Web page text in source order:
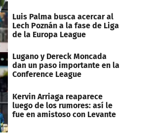
Luis Palma busca acercar al
Lech Poznán a la fase de Liga
de la Europa League
Lugano y Dereck Moncada
dan un paso importante en la
Conference League
Kervin Arriaga reaparece
luego de los rumores: así le
fue en amistoso con Levante